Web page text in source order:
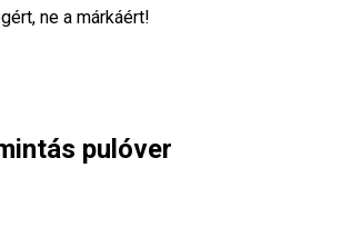
ne a márkáért!
pulóver